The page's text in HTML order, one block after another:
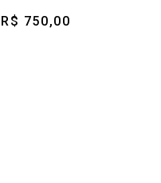
R$ 750,00